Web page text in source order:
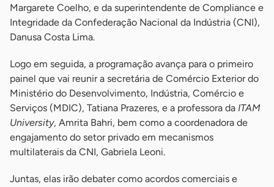
Margarete Coelho, e da superintendente de Compliance e
Integridade da Confederação Nacional da Indústria (CNI),
Danusa Costa Lima.
Logo em seguida, a programação avança para o primeiro
painel que vai reunir a secretária de Comércio Exterior do
Ministério do Desenvolvimento, Indústria, Comércio e
Serviços (MDIC), Tatiana Prazeres, e a professora da ITAM
University, Amrita Bahri, bem como a coordenadora de
engajamento do setor privado em mecanismos
multilaterais da CNI, Gabriela Leoni.
Juntas, elas irão debater como acordos comerciais e